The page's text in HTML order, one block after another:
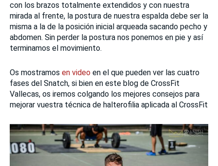
con los brazos totalmente extendidos y con nuestra
mirada al frente, la postura de nuestra espalda debe ser la
misma a la de la posición inicial arqueada sacando pecho y
abdomen. Sin perder la postura nos ponemos en pie y así
terminamos el movimiento.
Os mostramos en video en el que pueden ver las cuatro
fases del Snatch, si bien en este blog de CrossFit
Vallecas, os iremos colgando los mejores consejos para
mejorar vuestra técnica de halterofilia aplicada al CrossFit